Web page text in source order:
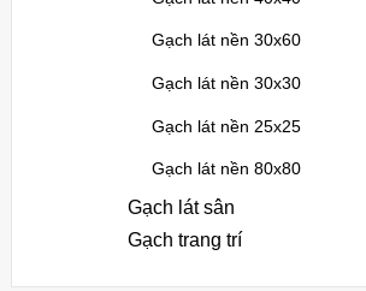
Gạch lát nền 30x60
Gạch lát nền 30x30
Gạch lát nền 25x25
Gạch lát nền 80x80
Gạch lát sân
Gạch trang trí